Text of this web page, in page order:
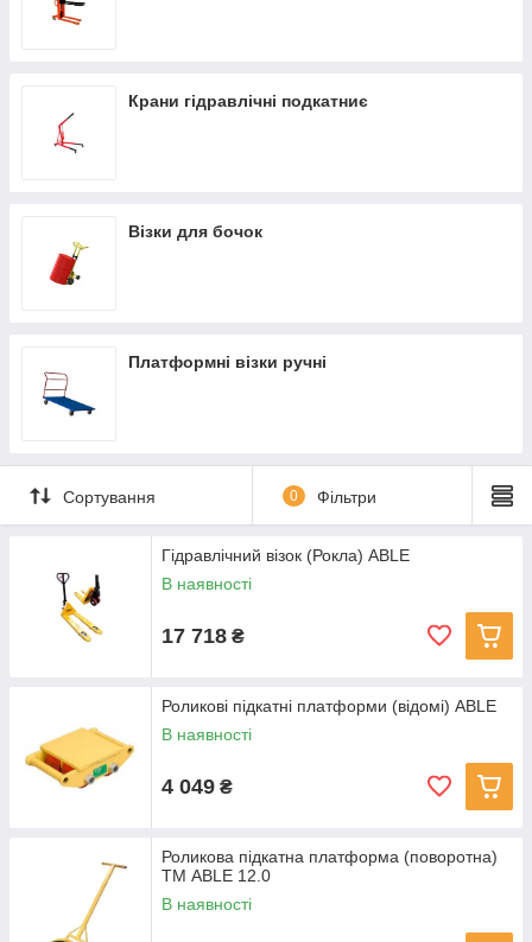
Крани гідравлічні подкатниє
Візки для бочок
Платформні візки ручні
Сортування 0 Фільтри
Гідравлічний візок (Рокла) ABLE
В наявності
17 718 ₴
Роликові підкатні платформи (відомі) ABLE
В наявності
4 049 ₴
Роликова підкатна платформа (поворотна)
ТМ ABLE 12.0
В наявності